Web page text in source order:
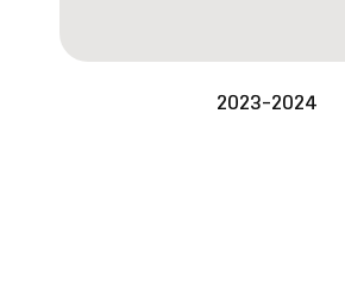
2023-2024